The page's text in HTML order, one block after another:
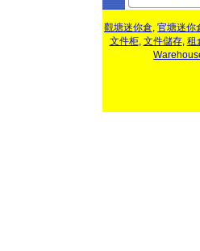
觀塘迷你倉, 官塘迷你
文件柜, 文件儲存, 租